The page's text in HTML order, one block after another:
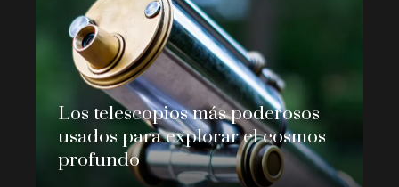
Los telescopios más poderosos
usados para explorar el cosmos
profundo